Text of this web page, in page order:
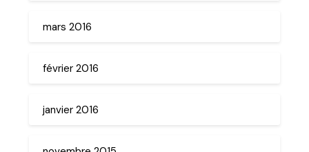
mars 2016
février 2016
janvier 2016